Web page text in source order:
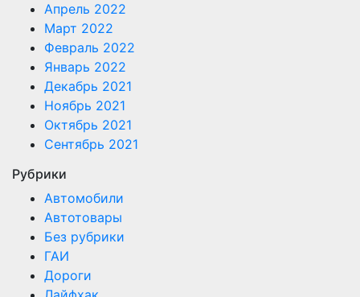
Апрель 2022
Март 2022
Февраль 2022
Январь 2022
Декабрь 2021
Ноябрь 2021
Октябрь 2021
Сентябрь 2021
Рубрики
Автомобили
Автотовары
Без рубрики
ГАИ
Дороги